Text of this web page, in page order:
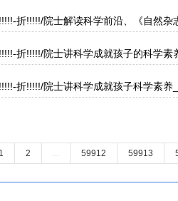
折!!!!!/院士解读科学前沿、《自然
折!!!!!/院士讲科学成就孩子的科学
折!!!!!/院士讲科学成就孩子科学素
1 2 ... 59912 59913